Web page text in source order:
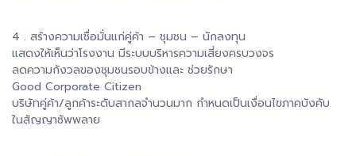
4 . สร้างความเชื่อมั่นแก่คู่ค้า – ชุมชน – นักลงทุน
แสดงให้เห็นว่าโรงงาน มีระบบบริหารความเสี่ยงครบวงจร
ลดความกังวลของชุมชนรอบข้างและ ช่วยรักษา
Good Corporate Citizen
บริษัทคู่ค้า/ลูกค้าระดับสากลจำนวนมาก กำหนดเป็นเงื่อนไขภาคบังคับ
ในสัญญาซัพพลาย